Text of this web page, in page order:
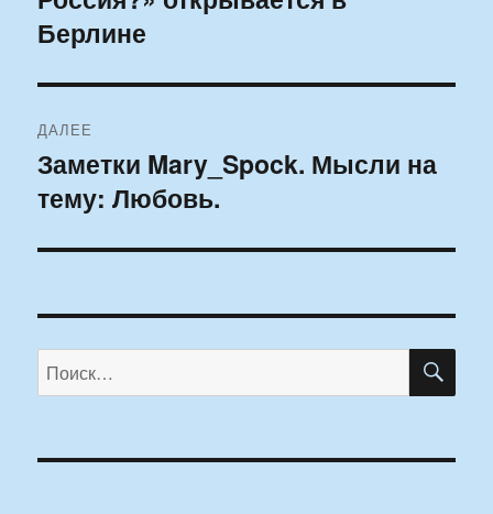
Берлине
ДАЛЕЕ
Следующая
запись:
Заметки Mary_Spock. Мысли на
тему: Любовь.
Искать: